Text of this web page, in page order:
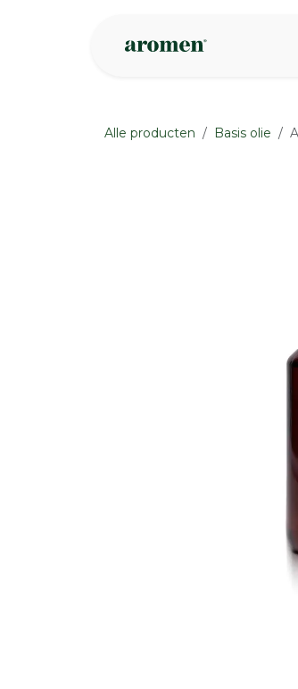
Alle producten Basis olie